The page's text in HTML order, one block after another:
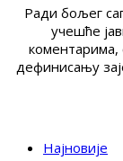
Ради бољег
учешће
коментарима,
дефинисању
Најновије